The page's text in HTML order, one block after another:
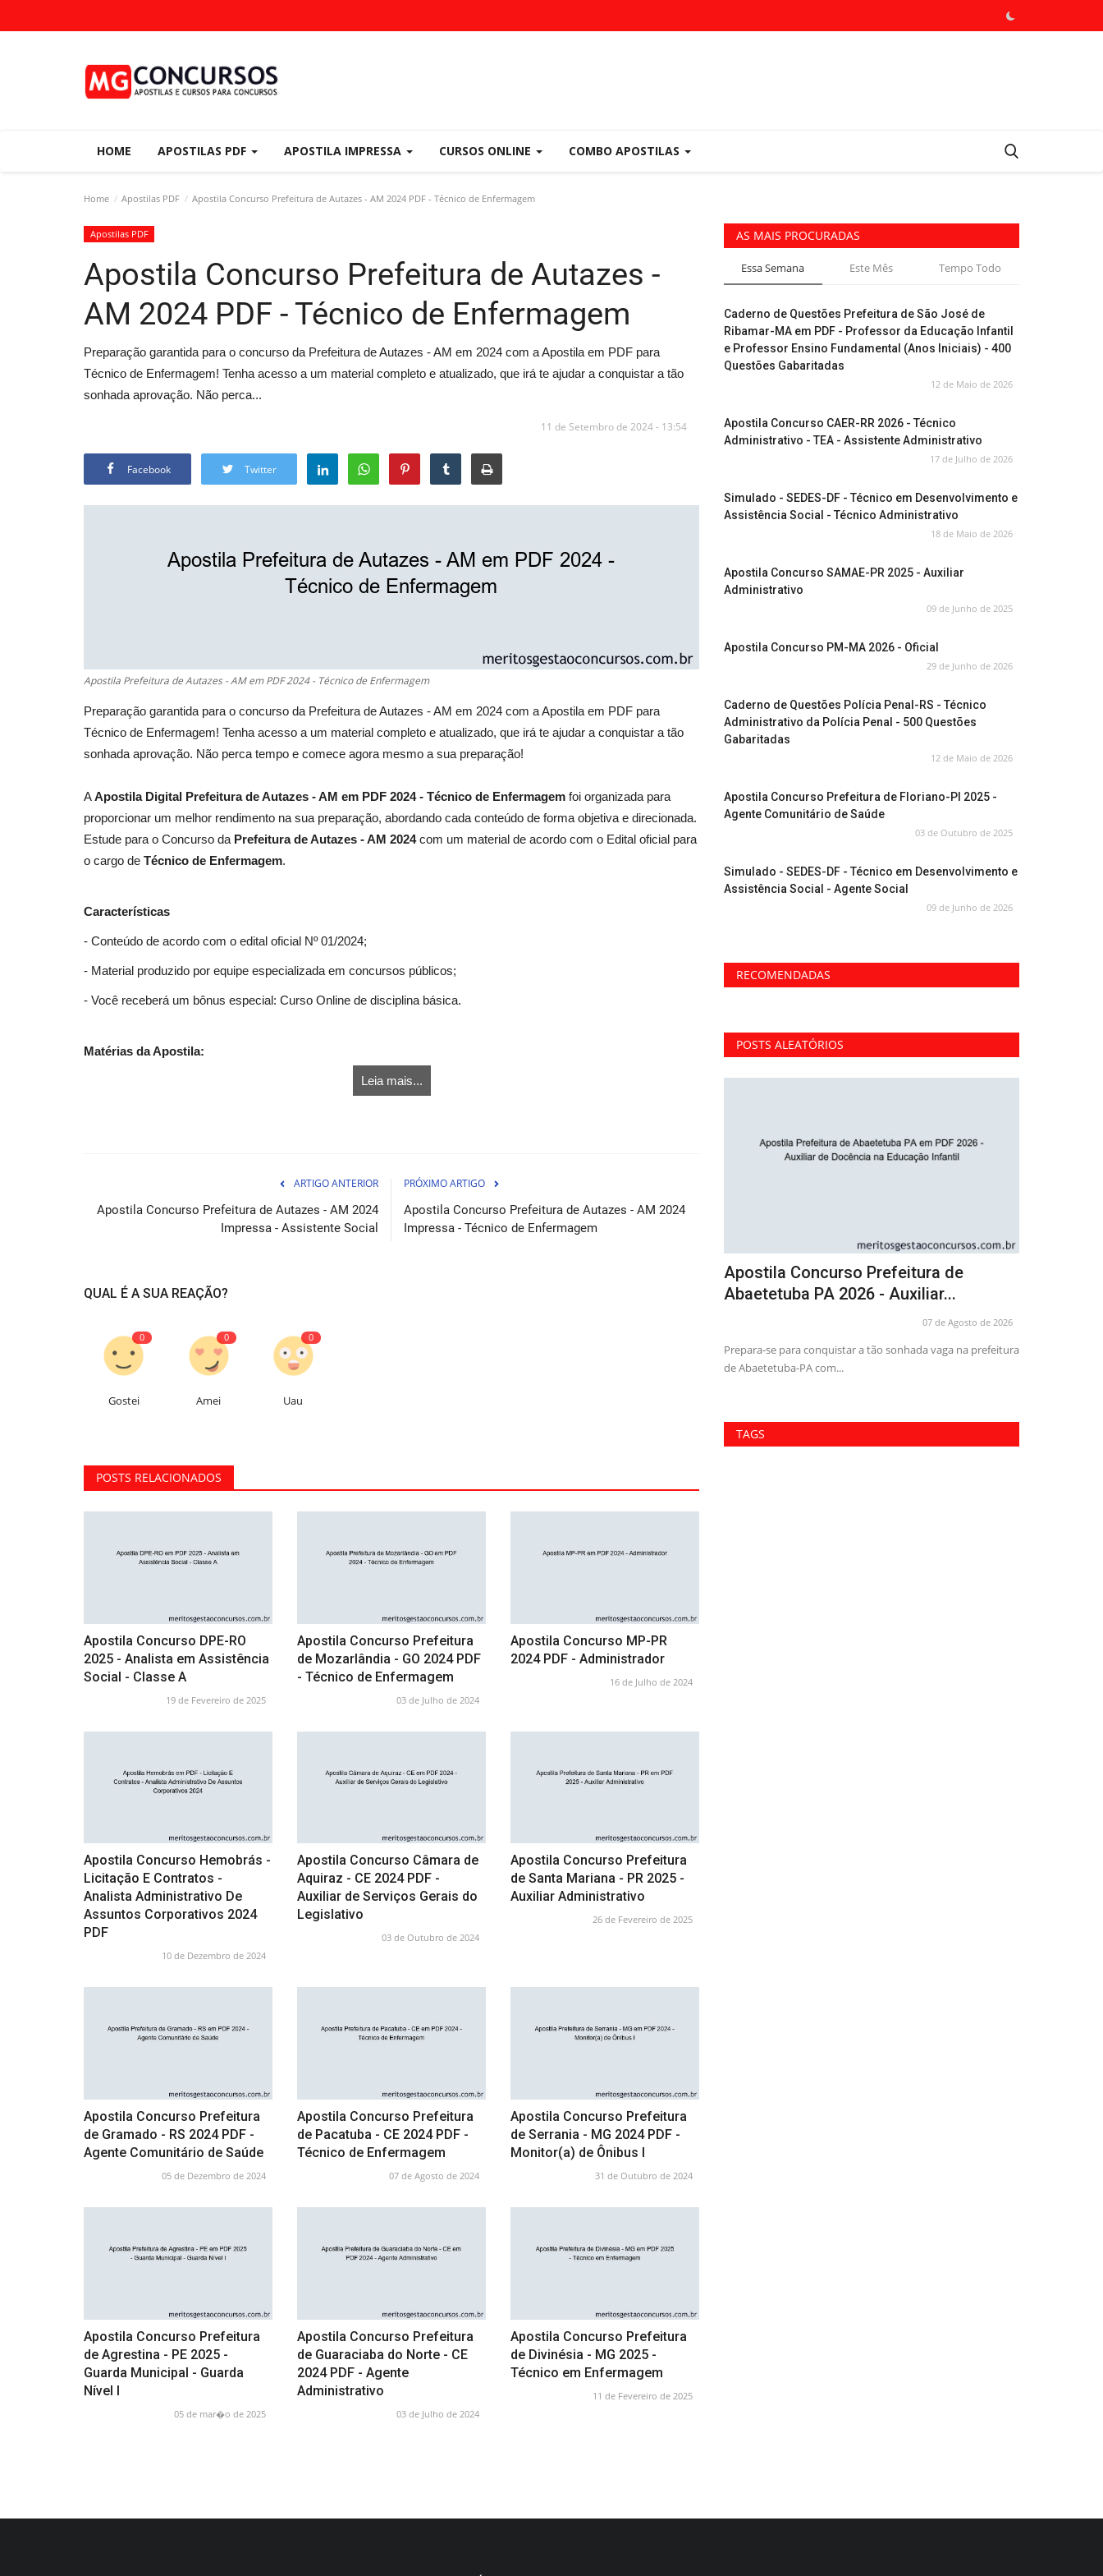
HOME APOSTILAS PDF APOSTILA IMPRESSA CURSOS ONLINE COMBO APOSTILAS
Home Apostilas PDF Apostila Concurso Prefeitura de Autazes - AM 2024 PDF - Técnico de Enfermagem
Apostilas PDF
Apostila Concurso Prefeitura de Autazes -
AM 2024 PDF - Técnico de Enfermagem
Preparação garantida para o concurso da Prefeitura de Autazes - AM em 2024 com a Apostila em PDF para
Técnico de Enfermagem! Tenha acesso a um material completo e atualizado, que irá te ajudar a conquistar a tão
sonhada aprovação. Não perca...
11 de Setembro de 2024 - 13:54
Facebook Twitter
Apostila Prefeitura de Autazes - AM em PDF 2024 - Técnico de Enfermagem
Preparação garantida para o concurso da Prefeitura de Autazes - AM em 2024 com a Apostila em PDF para
Técnico de Enfermagem! Tenha acesso a um material completo e atualizado, que irá te ajudar a conquistar a tão
sonhada aprovação. Não perca tempo e comece agora mesmo a sua preparação!
AApostila Digital Prefeitura de Autazes - AM em PDF 2024 - Técnico de Enfermagem foi organizada para
proporcionar um melhor rendimento na sua preparação, abordando cada conteúdo de forma objetiva e direcionada.
Estude para o Concurso da Prefeitura de Autazes - AM 2024com um material de acordo com o Edital oficial para
o cargo de Técnico de Enfermagem.
Características
- Conteúdo de acordo com o edital oficial Nº 01/2024;
- Material produzido por equipe especializada em concursos públicos;
- Você receberá um bônus especial: Curso Online de disciplina básica.
Matérias da Apostila:
Leia mais...
ARTIGO ANTERIOR
Apostila Concurso Prefeitura de Autazes - AM 2024
Impressa - Assistente Social
PRÓXIMO ARTIGO
Apostila Concurso Prefeitura de Autazes - AM 2024
Impressa - Técnico de Enfermagem
QUAL É A SUA REAÇÃO?
0
Gostei
0
Amei
0
Uau
POSTS RELACIONADOS
Apostila Concurso DPE-RO
2025 - Analista em Assistência
Social - Classe A
19 de Fevereiro de 2025
Apostila Concurso Prefeitura
de Mozarlândia - GO 2024 PDF
- Técnico de Enfermagem
03 de Julho de 2024
Apostila Concurso MP-PR
2024 PDF - Administrador
16 de Julho de 2024
Apostila Concurso Hemobrás -
Licitação E Contratos -
Analista Administrativo De
Assuntos Corporativos 2024
PDF
10 de Dezembro de 2024
Apostila Concurso Câmara de
Aquiraz - CE 2024 PDF -
Auxiliar de Serviços Gerais do
Legislativo
03 de Outubro de 2024
Apostila Concurso Prefeitura
de Santa Mariana - PR 2025 -
Auxiliar Administrativo
26 de Fevereiro de 2025
Apostila Concurso Prefeitura
de Gramado - RS 2024 PDF -
Agente Comunitário de Saúde
05 de Dezembro de 2024
Apostila Concurso Prefeitura
de Pacatuba - CE 2024 PDF -
Técnico de Enfermagem
07 de Agosto de 2024
Apostila Concurso Prefeitura
de Serrania - MG 2024 PDF -
Monitor(a) de Ônibus I
31 de Outubro de 2024
Apostila Concurso Prefeitura
de Agrestina - PE 2025 -
Guarda Municipal - Guarda
Nível I
05 de mar�o de 2025
Apostila Concurso Prefeitura
de Guaraciaba do Norte - CE
2024 PDF - Agente
Administrativo
03 de Julho de 2024
Apostila Concurso Prefeitura
de Divinésia - MG 2025 -
Técnico em Enfermagem
11 de Fevereiro de 2025
AS MAIS PROCURADAS
Essa Semana Este Mês Tempo Todo
Caderno de Questões Prefeitura de São José de
Ribamar-MA em PDF - Professor da Educação Infantil
e Professor Ensino Fundamental (Anos Iniciais) - 400
Questões Gabaritadas
12 de Maio de 2026
Apostila Concurso CAER-RR 2026 - Técnico
Administrativo - TEA - Assistente Administrativo
17 de Julho de 2026
Simulado - SEDES-DF - Técnico em Desenvolvimento e
Assistência Social - Técnico Administrativo
18 de Maio de 2026
Apostila Concurso SAMAE-PR 2025 - Auxiliar
Administrativo
09 de Junho de 2025
Apostila Concurso PM-MA 2026 - Oficial
29 de Junho de 2026
Caderno de Questões Polícia Penal-RS - Técnico
Administrativo da Polícia Penal - 500 Questões
Gabaritadas
12 de Maio de 2026
Apostila Concurso Prefeitura de Floriano-PI 2025 -
Agente Comunitário de Saúde
03 de Outubro de 2025
Simulado - SEDES-DF - Técnico em Desenvolvimento e
Assistência Social - Agente Social
09 de Junho de 2026
RECOMENDADAS
POSTS ALEATÓRIOS
Abaetetuba PA 2026 - Assistente...
A Apostila Prefeitura de Abaetetuba PA 2026 - Assistente
Administrativo Educacional...
Combo Prefeitura de Santos - SP 2026 -
Inspetor de Alunos
04 de Agosto de 2026
Garanta sua aprovação no concurso da Prefeitura de Santos
- SP 2026 para Inspetor...
TAGS